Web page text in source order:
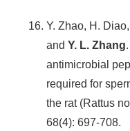
Y. Zhao, H.
andY. L. Zhang
antimicrobial
required for
the rat (Rattus
68(4): 697-708.